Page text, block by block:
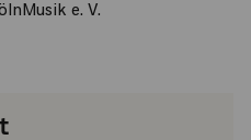
e. V.